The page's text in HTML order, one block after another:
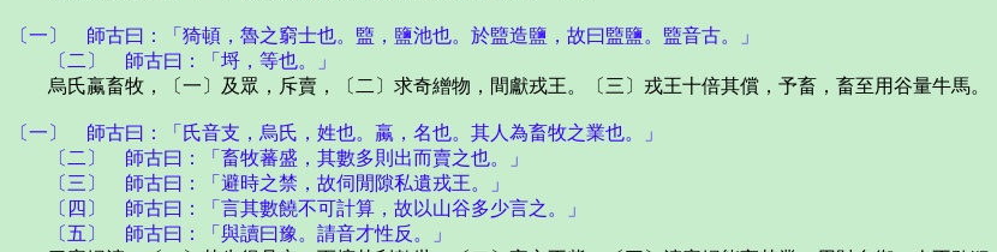
〔一〕 師古曰：「猗頓，魯之窮士也。盬，鹽池也。於盬造鹽，故曰盬鹽。盬音古。」
〔二〕 師古曰：「埒，等也。」
烏氏蠃畜牧，〔一〕及眾，斥賣，〔二〕求奇繒物，間獻戎王。〔三〕戎王十倍其償，予畜，畜至用谷量牛馬。
〔一〕 師古曰：「氏音支，烏氏，姓也。蠃，名也。其人為畜牧之業也。」
〔二〕 師古曰：「畜牧蕃盛，其數多則出而賣之也。」
〔三〕 師古曰：「避時之禁，故伺閒隙私遺戎王。」
〔四〕 師古曰：「言其數饒不可計算，故以山谷多少言之。」
〔五〕 師古曰：「與讀曰豫。請音才性反。」